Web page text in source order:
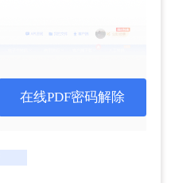
在线PDF密码解除